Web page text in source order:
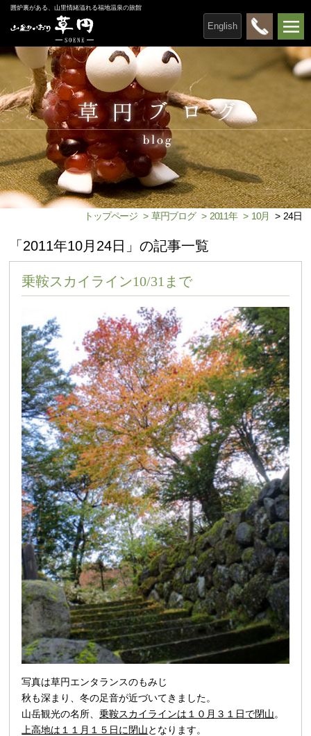
囲炉裏がある、山里情緒溢れる福地温泉の旅館
English
トップページ > 草円ブログ > 2011年 > 10月 > 24日
「2011年10月24日」の記事一覧
乗鞍スカイライン10/31まで
写真は草円エンタランスのもみじ
秋も深まり、冬の足音が近づいてきました。
山岳観光の名所、乗鞍スカイラインは１０月３１日で閉山。
上高地は１１月１５日に閉山となります。